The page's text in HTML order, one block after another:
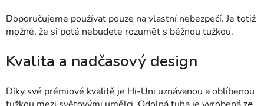
Doporučujeme používat pouze na vlastní nebezpečí. Je totiž
možné, že si poté nebudete rozumět s běžnou tužkou.
Kvalita a nadčasový design
Díky své prémiové kvalitě je Hi-Uni uznávanou a oblíbenou